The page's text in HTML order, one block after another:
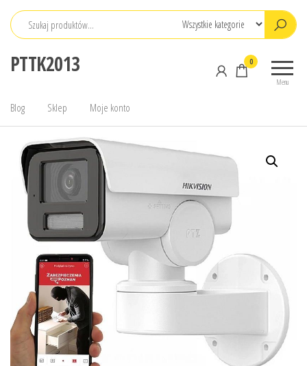
Przejdź
PTTK2013
Menu
0
Blog Sklep Moje konto